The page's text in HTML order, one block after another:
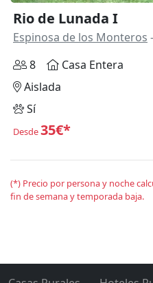
Rio de Lunada I
Espinosa de los Monteros
8
Casa Entera
Aislada
Sí
Desde35€*
(*) Precio por persona y noche
fin de semana y temporada baja.